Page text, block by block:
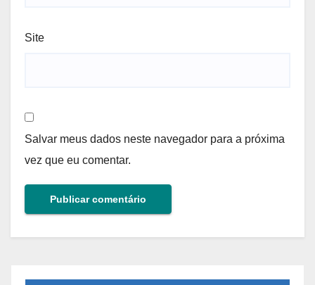
Site
Salvar meus dados neste navegador para a próxima
vez que eu comentar.